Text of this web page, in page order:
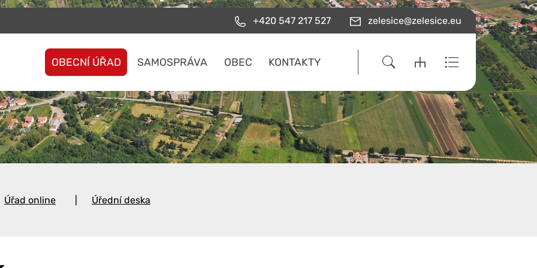
+420 547 217 527 zelesice@zelesice.eu
OBECNÍ ÚŘAD SAMOSPRÁVA OBEC KONTAKTY
Úřad online Úřední deska